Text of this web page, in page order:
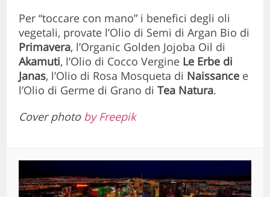
Per “toccare con mano” i benefici degli oli
vegetali, provate l’Olio di Semi di Argan Bio di
Primavera, l’Organic Golden Jojoba Oil di
Akamuti, l’Olio di Cocco Vergine Le Erbe di
Janas, l’Olio di Rosa Mosqueta di Naissance e
l’Olio di Germe di Grano diTea Natura.
Cover photo by Freepik